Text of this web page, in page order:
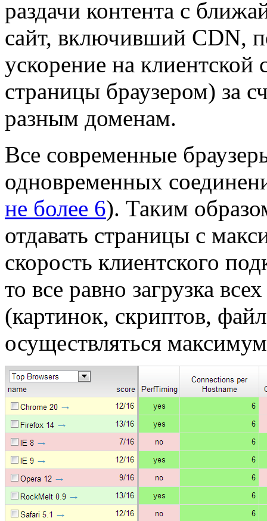
раздачи контента с
сайт, включивший CDN,
ускорение на клиентской
страницы браузером) за
разным доменам.
Все современные
одновременных
не более 6). Таким
отдавать страницы с
скорость клиентского
то все равно загрузка
(картинок, скриптов,
осуществляться